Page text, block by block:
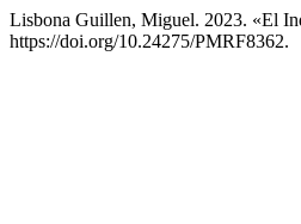
Lisbona Guillen, Miguel. 2023. «El
https://doi.org/10.24275/PMRF8362.